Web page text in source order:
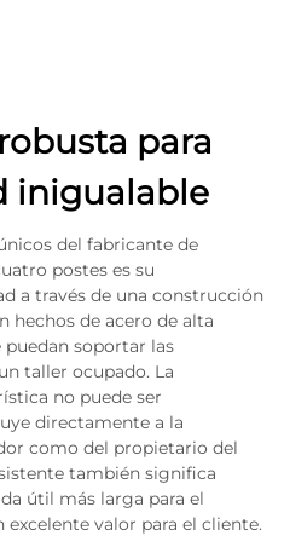
para
inigualable
del fabricante de
postes es su
a través de una construcción
hechos de acero de alta
soportar las
taller ocupado. La
no puede ser
directamente a la
como del propietario del
también significa
útil más larga para el
valor para el cliente.